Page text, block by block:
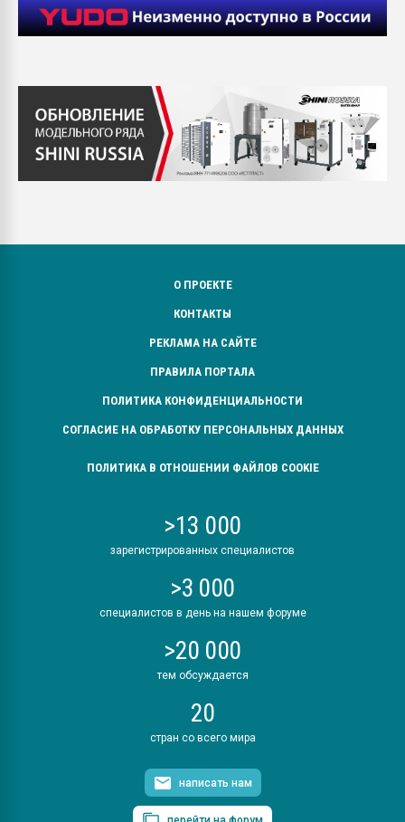
О ПРОЕКТЕ
КОНТАКТЫ
РЕКЛАМА НА САЙТЕ
ПРАВИЛА ПОРТАЛА
ПОЛИТИКА КОНФИДЕНЦИАЛЬНОСТИ
СОГЛАСИЕ НА ОБРАБОТКУ ПЕРСОНАЛЬНЫХ ДАННЫХ
ПОЛИТИКА В ОТНОШЕНИИ ФАЙЛОВ COOKIE
>13 000
зарегистрированных специалистов
>3 000
специалистов в день на нашем форуме
>20 000
тем обсуждается
20
стран со всего мира
написать нам